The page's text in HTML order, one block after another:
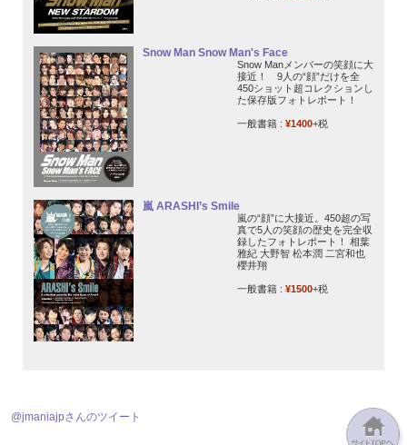
Snow Man Snow Man's Face
Snow Manメンバーの笑顔に大
接近！ 9人の“顔”だけを全
450ショット超コレクションし
た保存版フォトレポート！
一般書籍 : ¥1400+税
嵐 ARASHI’s Smile
嵐の“顔”に大接近。450超の写
真で5人の笑顔の歴史を完全収
録したフォトレポート！ 相葉
雅紀 大野智 松本潤 二宮和也
櫻井翔
一般書籍 : ¥1500+税
@jmaniajpさんのツイート